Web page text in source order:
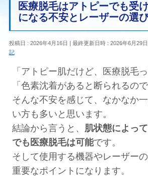
医療脱毛はアトピーでも受
になる不安とレーザーの選
投稿日 : 2026年4月16日 最終更新日時 : 2026年6月29日
記
「アトピー肌だけど、医療脱毛
「色素沈着があると断られるの
そんな不安を感じて、なかなか
い方も多いと思います。
結論から言うと、 肌状態によっ
でも医療脱毛は可能です。
そして使用する機器やレーザー
重要なポイントになります。